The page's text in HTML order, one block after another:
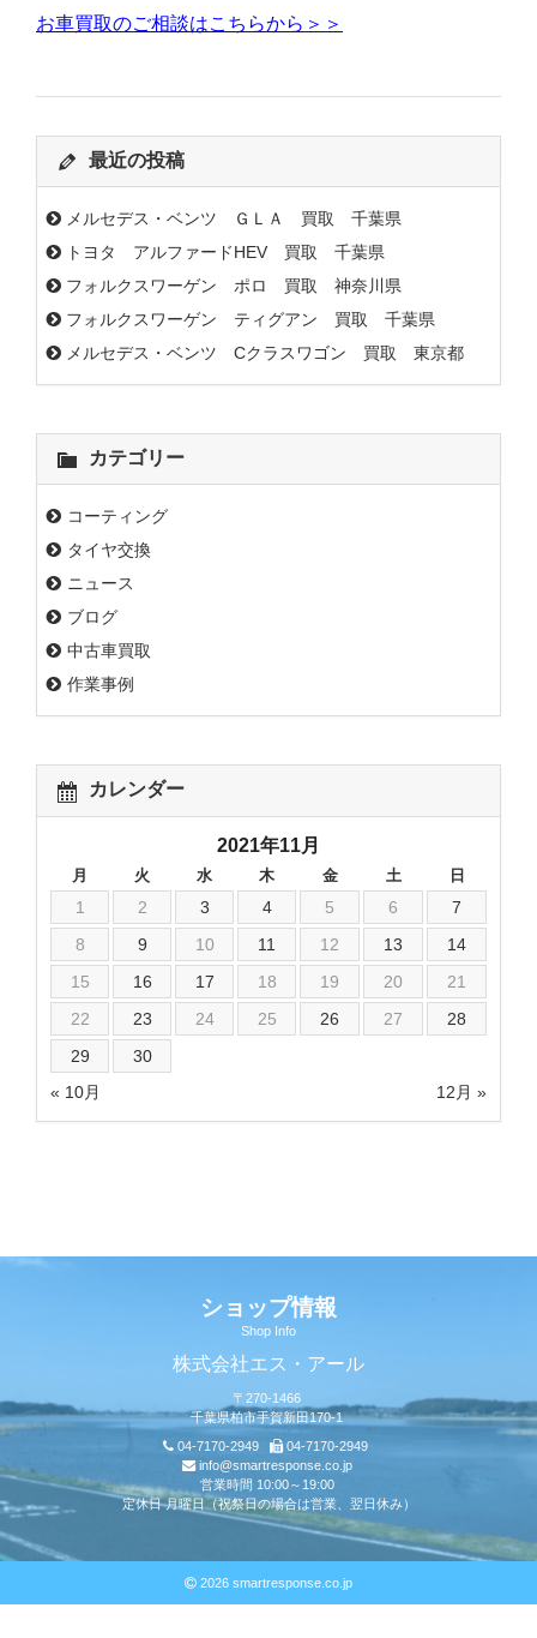
お車買取のご相談はこちらから＞＞
最近の投稿
メルセデス・ベンツ ＧＬＡ 買取 千葉県
トヨタ アルファードHEV 買取 千葉県
フォルクスワーゲン ポロ 買取 神奈川県
フォルクスワーゲン ティグアン 買取 千葉県
メルセデス・ベンツ Cクラスワゴン 買取 東京都
カテゴリー
コーティング
タイヤ交換
ニュース
ブログ
中古車買取
作業事例
カレンダー
2021年11月
月 火 水 木 金 土 日
« 10月 12月 »
1 2 3 4 5 6
7
8
9 10 11 12 13
14
15
16 17 18 19 20
21
22
23 24 25 26 27
28
29
30
ショップ情報
Shop Info
株式会社エス・アール
〒270-1466
千葉県柏市手賀新田170-1
04-7170-2949
04-7170-2949
info@smartresponse.co.jp
営業時間 10:00～19:00
定休日 月曜日（祝祭日の場合は営業、翌日休み）
2026 smartresponse.co.jp